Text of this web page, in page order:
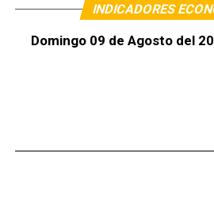
INDICADORES
Domingo 09 de Agosto del